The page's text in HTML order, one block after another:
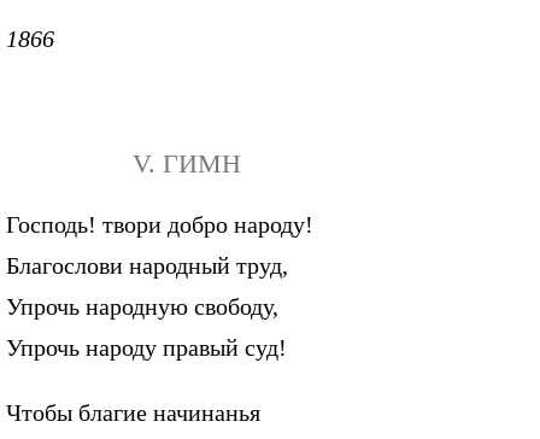
1866
V. ГИМН
Господь! твори добро народу!
Благослови народный труд,
Упрочь народную свободу,
Упрочь народу правый суд!
Чтобы благие начинанья